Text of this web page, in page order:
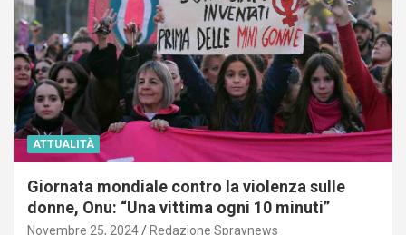
ATTUALITÀ
Giornata mondiale contro la violenza sulle
donne, Onu: “Una vittima ogni 10 minuti”
Novembre 25, 2024 Redazione Spraynews